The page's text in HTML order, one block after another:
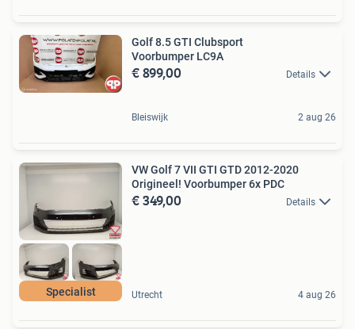
Golf 8.5 GTI Clubsport
Voorbumper LC9A
€ 899,00 Details
Bleiswijk 2 aug 26
Specialist
VW Golf 7 VII GTI GTD 2012-2020
Origineel! Voorbumper 6x PDC
€ 349,00 Details
Utrecht 4 aug 26